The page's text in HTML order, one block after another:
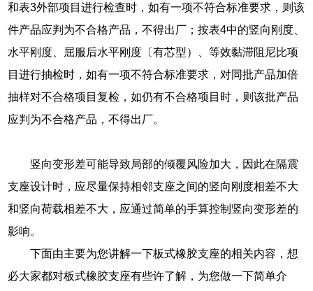
和表3外部项目进行检查时，如有一项不符合标准要求，则该
件产品应判为不合格产品，不得出厂；按表4中的竖向刚度、
水平刚度、屈服后水平刚度〔有芯型）、等效黏滞阻尼比项
目进行抽检时，如有一项不符合标准要求，对同批产品加倍
抽样对不合格项目复检，如仍有不合格项目时，则该批产品
应判为不合格产品，不得出厂。
竖向变形差可能导致局部的倾覆风险加大，因此在隔震
支座设计时，应尽量保持相邻支座之间的竖向刚度相差不大
和竖向荷载相差不大，应通过简单的手算控制竖向变形差的
影响。
下面由主要为您讲解一下板式橡胶支座的相关内容，想
必大家都对板式橡胶支座有些许了解，为您做一下简单介